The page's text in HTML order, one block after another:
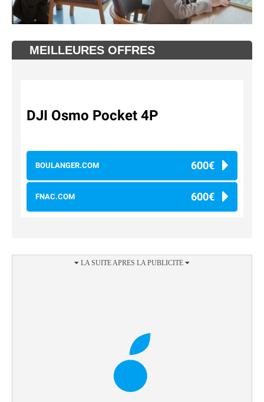
MEILLEURES OFFRES
DJI Osmo Pocket 4P
BOULANGER.COM 600€
FNAC.COM 600€